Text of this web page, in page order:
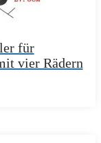
für
vier Rädern